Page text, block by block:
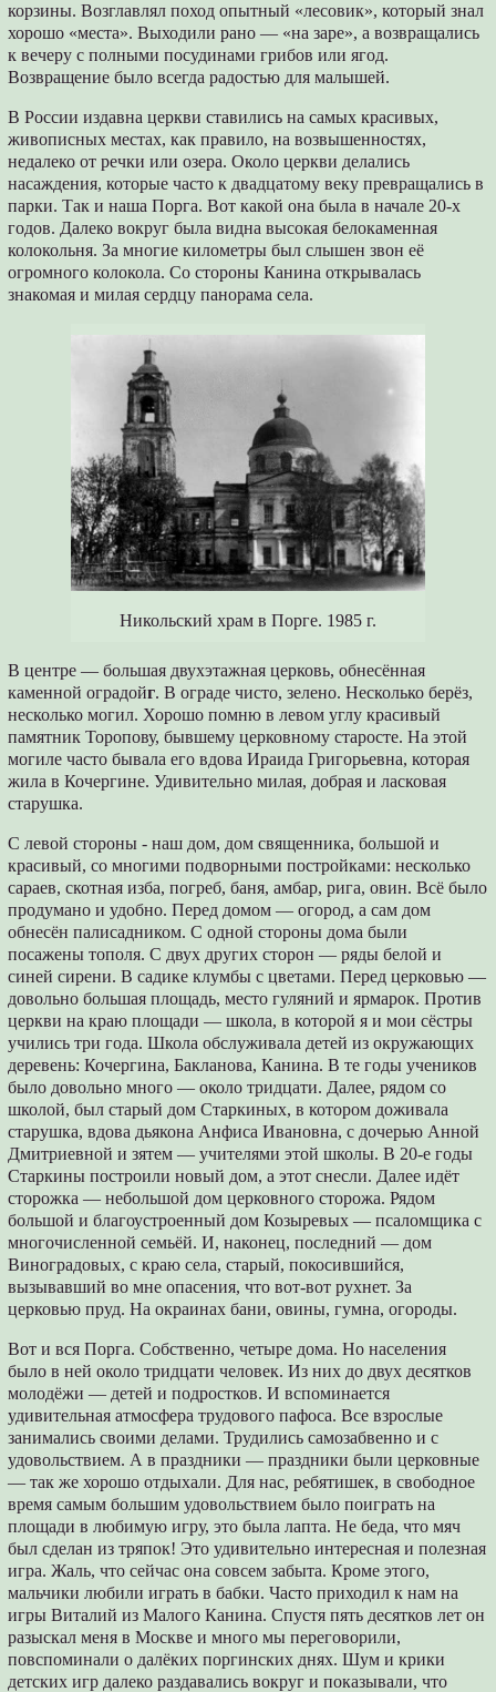
корзины. Возглавлял поход опытный «лесовик», который знал
хорошо «места». Выходили рано — «на заре», а возвращались
к вечеру с полными посудинами грибов или ягод.
Возвращение было всегда радостью для малышей.
В России издавна церкви ставились на самых красивых,
живописных местах, как правило, на возвышенностях,
недалеко от речки или озера. Около церкви делались
насаждения, которые часто к двадцатому веку превращались в
парки. Так и наша Порга. Вот какой она была в начале 20-х
годов. Далеко вокруг была видна высокая белокаменная
колокольня. За многие километры был слышен звон её
огромного колокола. Со стороны Канина открывалась
знакомая и милая сердцу панорама села.
Никольский храм в Порге. 1985 г.
В центре — большая двухэтажная церковь, обнесённая
каменной оградойг. В ограде чисто, зелено. Несколько берёз,
несколько могил. Хорошо помню в левом углу красивый
памятник Торопову, бывшему церковному старосте. На этой
могиле часто бывала его вдова Ираида Григорьевна, которая
жила в Кочергине. Удивительно милая, добрая и ласковая
старушка.
С левой стороны - наш дом, дом священника, большой и
красивый, со многими подворными постройками: несколько
сараев, скотная изба, погреб, баня, амбар, рига, овин. Всё было
продумано и удобно. Перед домом — огород, а сам дом
обнесён палисадником. С одной стороны дома были
посажены тополя. С двух других сторон — ряды белой и
синей сирени. В садике клумбы с цветами. Перед церковью —
довольно большая площадь, место гуляний и ярмарок. Против
церкви на краю площади — школа, в которой я и мои сёстры
учились три года. Школа обслуживала детей из окружающих
деревень: Кочергина, Бакланова, Канина. В те годы учеников
было довольно много — около тридцати. Далее, рядом со
школой, был старый дом Старкиных, в котором доживала
старушка, вдова дьякона Анфиса Ивановна, с дочерью Анной
Дмитриевной и зятем — учителями этой школы. В 20-е годы
Старкины построили новый дом, а этот снесли. Далее идёт
сторожка — небольшой дом церковного сторожа. Рядом
большой и благоустроенный дом Козыревых — псаломщика с
многочисленной семьёй. И, наконец, последний — дом
Виноградовых, с краю села, старый, покосившийся,
вызывавший во мне опасения, что вот-вот рухнет. За
церковью пруд. На окраинах бани, овины, гумна, огороды.
Вот и вся Порга. Собственно, четыре дома. Но населения
было в ней около тридцати человек. Из них до двух десятков
молодёжи — детей и подростков. И вспоминается
удивительная атмосфера трудового пафоса. Все взрослые
занимались своими делами. Трудились самозабвенно и с
удовольствием. А в праздники — праздники были церковные
— так же хорошо отдыхали. Для нас, ребятишек, в свободное
время самым большим удовольствием было поиграть на
площади в любимую игру, это была лапта. Не беда, что мяч
был сделан из тряпок! Это удивительно интересная и полезная
игра. Жаль, что сейчас она совсем забыта. Кроме этого,
мальчики любили играть в бабки. Часто приходил к нам на
игры Виталий из Малого Канина. Спустя пять десятков лет он
разыскал меня в Москве и много мы переговорили,
повспоминали о далёких поргинских днях. Шум и крики
детских игр далеко раздавались вокруг и показывали, что